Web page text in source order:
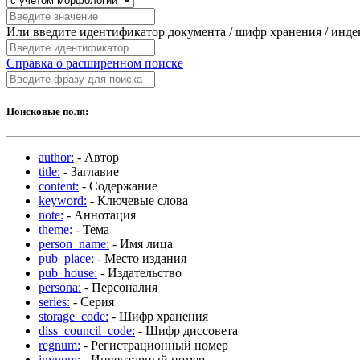
Или введите идентификатор документа / шифр хранения /
Справка о расширенном поиске
Поисковые поля:
author: - Автор
title: - Заглавие
content: - Содержание
keyword: - Ключевые слова
note: - Аннотация
theme: - Тема
person_name: - Имя лица
pub_place: - Место издания
pub_house: - Издательство
persona: - Персоналия
series: - Серия
storage_code: - Шифр хранения
diss_council_code: - Шифр диссовета
regnum: - Регистрационный номер